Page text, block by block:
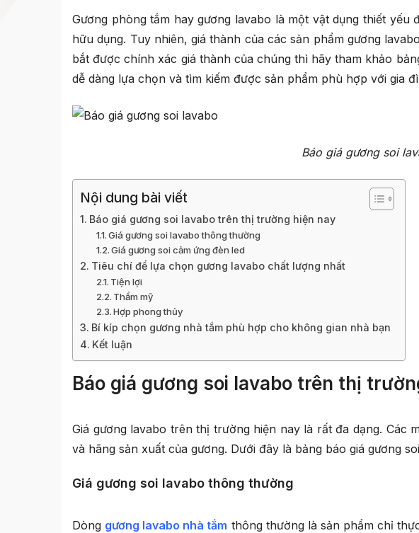
Gương phòng tắm hay gương lavabo là một vật dụng thiết
hữu dụng. Tuy nhiên, giá thành của các sản phẩm gương
bắt được chính xác giá thành của chúng thì hãy tham khảo
dễ dàng lựa chọn và tìm kiếm được sản phẩm phù hợp với gia
Báo giá gương soi
Nội dung bài viết
Báo giá gương soi lavabo trên thị trường hiện nay
Giá gương soi lavabo thông thường
Giá gương soi cảm ứng đèn led
Tiêu chí để lựa chọn gương lavabo chất lượng nhất
Tiện lợi
Thẩm mỹ
Hợp phong thủy
Bí kíp chọn gương nhà tắm phù hợp cho không gian nhà bạn
Kết luận
Báo giá gương soi lavabo trên thị
Giá gương lavabo trên thị trường hiện nay là rất đa dạng. Các
và hãng sản xuất của gương. Dưới đây là bảng báo giá gương
Giá gương soi lavabo thông thường
Dòng gương lavabo nhà tắm thông thường là sản phẩm chỉ